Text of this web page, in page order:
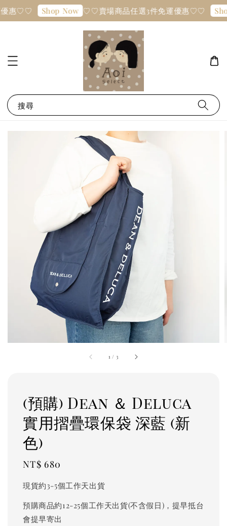
惠♡♡ Shop Now ♡♡賣場商品任選3件免運優惠♡♡
搜尋
1 / 3
(預購) Dean ＆ Deluca
實用摺疊環保袋 深藍 (新
色)
Regular
NT$ 680
現貨約3-5個工作天出貨
預購商品約12-25個工作天出貨(不含假日)，提早抵台
會提早寄出